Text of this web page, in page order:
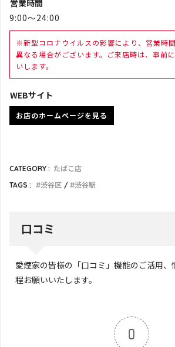
営業時間
9:00～24:00
※新型コロナウイルスの影響により、営業時
異なる場合がございます。ご来店時は、事前
いします。
WEBサイト
お店のホームページを見る
CATEGORY : たばこ店
TAGS :
渋谷区 渋谷駅
口コミ
愛煙家の皆様の「口コミ」機能のご活用、
程お願いいたします。
0